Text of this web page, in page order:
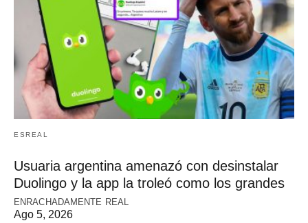
ESREAL
Usuaria argentina amenazó con desinstalar
Duolingo y la app la troleó como los grandes
ENRACHADAMENTE REAL
Ago 5, 2026